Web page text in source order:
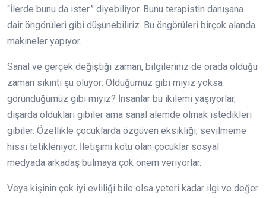
“İlerde bunu da ister.” diyebiliyor. Bunu terapistin danışana
dair öngörüleri gibi düşünebiliriz. Bu öngörüleri birçok alanda
makineler yapıyor.
Sanal ve gerçek değiştiği zaman, bilgileriniz de orada olduğu
zaman sıkıntı şu oluyor: Olduğumuz gibi miyiz yoksa
göründüğümüz gibi miyiz? İnsanlar bu ikilemi yaşıyorlar,
dışarda oldukları gibiler ama sanal alemde olmak istedikleri
gibiler. Özellikle çocuklarda özgüven eksikliği, sevilmeme
hissi tetikleniyor. İletişimi kötü olan çocuklar sosyal
medyada arkadaş bulmaya çok önem veriyorlar.
Veya kişinin çok iyi evliliği bile olsa yeteri kadar ilgi ve değer